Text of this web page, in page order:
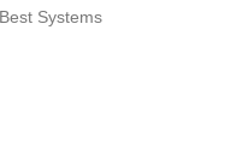
Best Systems